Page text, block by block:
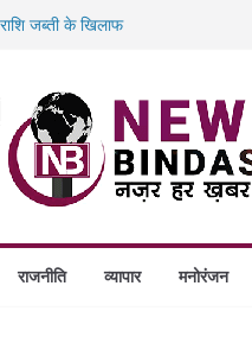
जब्ती के खिलाफ
के 10 उत्कृष्ट गोठानों
खाताधारक गिरफ्तार
राजनीति व्यापार मनोरंजन